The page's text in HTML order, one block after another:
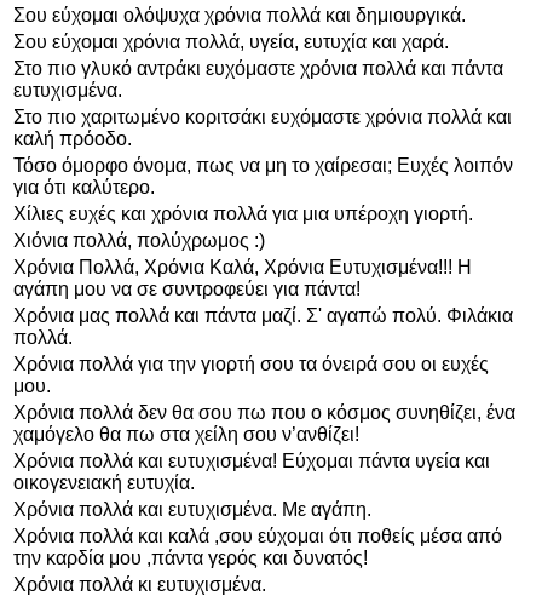
Σου εύχομαι ολόψυχα χρόνια πολλά και δημιουργικά.
Σου εύχομαι χρόνια πολλά, υγεία, ευτυχία και χαρά.
Στο πιο γλυκό αντράκι ευχόμαστε χρόνια πολλά και πάντα
ευτυχισμένα.
Στο πιο χαριτωμένο κοριτσάκι ευχόμαστε χρόνια πολλά και
καλή πρόοδο.
Τόσο όμορφο όνομα, πως να μη το χαίρεσαι; Ευχές λοιπόν
για ότι καλύτερο.
Χίλιες ευχές και χρόνια πολλά για μια υπέροχη γιορτή.
Χιόνια πολλά, πολύχρωμος :)
Χρόνια Πολλά, Χρόνια Καλά, Χρόνια Ευτυχισμένα!!! Η
αγάπη μου να σε συντροφεύει για πάντα!
Χρόνια μας πολλά και πάντα μαζί. Σ' αγαπώ πολύ. Φιλάκια
πολλά.
Χρόνια πολλά για την γιορτή σου τα όνειρά σου οι ευχές
μου.
Χρόνια πολλά δεν θα σου πω που ο κόσμος συνηθίζει, ένα
χαμόγελο θα πω στα χείλη σου ν’ανθίζει!
Χρόνια πολλά και ευτυχισμένα! Εύχομαι πάντα υγεία και
οικογενειακή ευτυχία.
Χρόνια πολλά και ευτυχισμένα. Με αγάπη.
Χρόνια πολλά και καλά ,σου εύχομαι ότι ποθείς μέσα από
την καρδία μου ,πάντα γερός και δυνατός!
Χρόνια πολλά κι ευτυχισμένα.